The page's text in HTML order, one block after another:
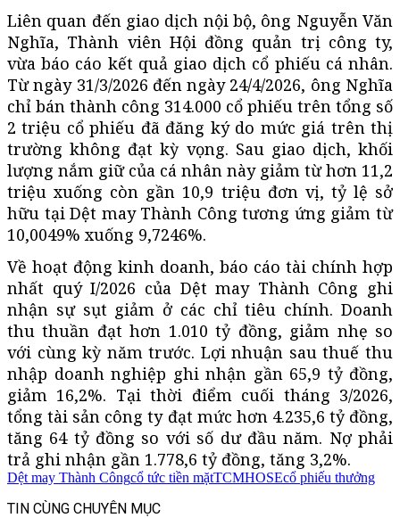
Liên quan đến giao dịch nội bộ, ông Nguyễn Văn
Nghĩa, Thành viên Hội đồng quản trị công ty,
vừa báo cáo kết quả giao dịch cổ phiếu cá nhân.
Từ ngày 31/3/2026 đến ngày 24/4/2026, ông Nghĩa
chỉ bán thành công 314.000 cổ phiếu trên tổng số
2 triệu cổ phiếu đã đăng ký do mức giá trên thị
trường không đạt kỳ vọng. Sau giao dịch, khối
lượng nắm giữ của cá nhân này giảm từ hơn 11,2
triệu xuống còn gần 10,9 triệu đơn vị, tỷ lệ sở
hữu tại Dệt may Thành Công tương ứng giảm từ
10,0049% xuống 9,7246%.
Về hoạt động kinh doanh, báo cáo tài chính hợp
nhất quý I/2026 của Dệt may Thành Công ghi
nhận sự sụt giảm ở các chỉ tiêu chính. Doanh
thu thuần đạt hơn 1.010 tỷ đồng, giảm nhẹ so
với cùng kỳ năm trước. Lợi nhuận sau thuế thu
nhập doanh nghiệp ghi nhận gần 65,9 tỷ đồng,
giảm 16,2%. Tại thời điểm cuối tháng 3/2026,
tổng tài sản công ty đạt mức hơn 4.235,6 tỷ đồng,
tăng 64 tỷ đồng so với số dư đầu năm. Nợ phải
trả ghi nhận gần 1.778,6 tỷ đồng, tăng 3,2%.
Dệt may Thành Côngcổ tức tiền mặtTCMHOSEcổ phiếu thưởng
TIN CÙNG CHUYÊN MỤC